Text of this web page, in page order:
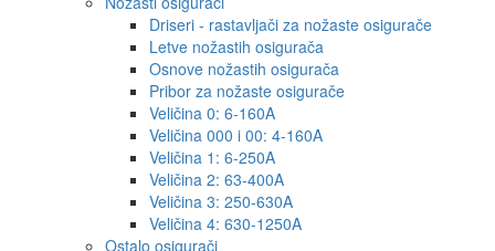
Driseri - rastavljači za nožaste osigurače
Letve nožastih osigurača
Osnove nožastih osigurača
Pribor za nožaste osigurače
Veličina 0: 6-160A
Veličina 000 i 00: 4-160A
Veličina 1: 6-250A
Veličina 2: 63-400A
Veličina 3: 250-630A
Veličina 4: 630-1250A
Ostalo osigurači